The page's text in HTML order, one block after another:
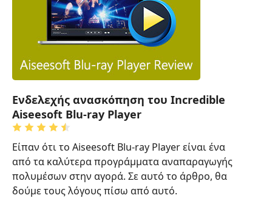
Ενδελεχής ανασκόπηση του Incredible
Aiseesoft Blu-ray Player
Είπαν ότι το Aiseesoft Blu-ray Player είναι ένα
από τα καλύτερα προγράμματα αναπαραγωγής
πολυμέσων στην αγορά. Σε αυτό το άρθρο, θα
δούμε τους λόγους πίσω από αυτό.